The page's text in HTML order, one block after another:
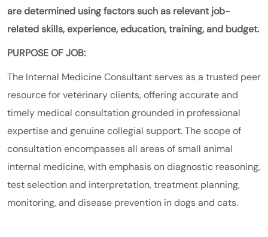
are determined using factors such as relevant job-
related skills, experience, education, training, and budget.
PURPOSE OF JOB:
The Internal Medicine Consultant serves as a trusted peer
resource for veterinary clients, offering accurate and
timely medical consultation grounded in professional
expertise and genuine collegial support. The scope of
consultation encompasses all areas of small animal
internal medicine, with emphasis on diagnostic reasoning,
test selection and interpretation, treatment planning,
monitoring, and disease prevention in dogs and cats.